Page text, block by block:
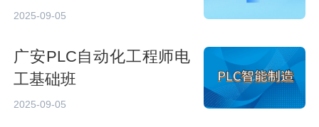
2025-09-05
广安PLC自动化工程师电
工基础班
2025-09-05